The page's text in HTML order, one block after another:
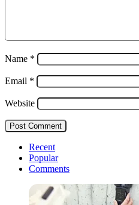
Name *
Email *
Website
Recent
Popular
Comments